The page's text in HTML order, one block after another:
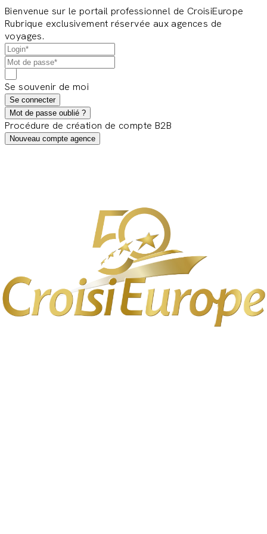
Bienvenue sur le portail professionnel de CroisiEurope
Rubrique exclusivement réservée aux agences de
voyages.
Se souvenir de moi
Se connecter
Mot de passe oublié ?
Procédure de création de compte B2B
Nouveau compte agence